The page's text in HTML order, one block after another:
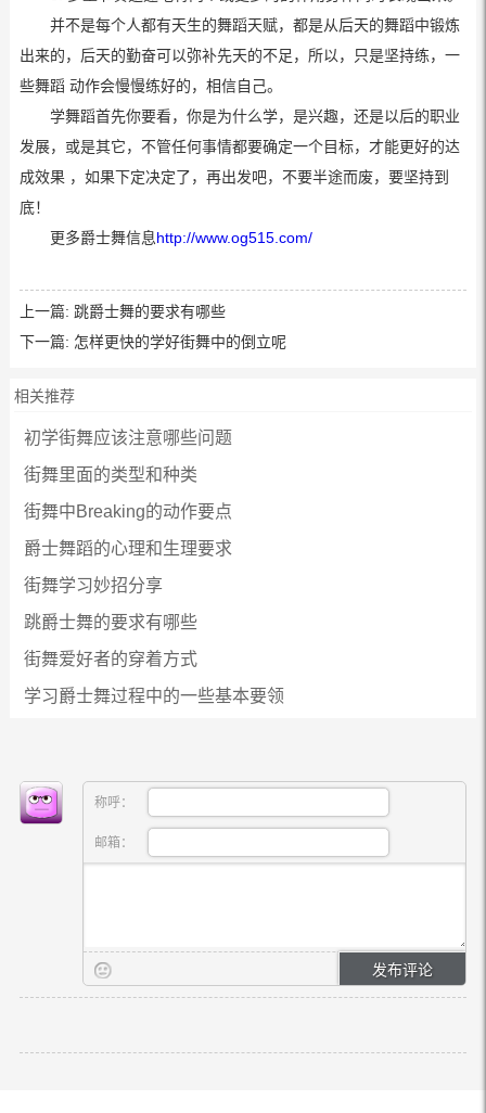
并不是每个人都有天生的舞蹈天赋，都是从后天的舞蹈中锻炼
出来的，后天的勤奋可以弥补先天的不足，所以，只是坚持练，一
些舞蹈 动作会慢慢练好的，相信自己。
学舞蹈首先你要看，你是为什么学，是兴趣，还是以后的职业
发展，或是其它，不管任何事情都要确定一个目标，才能更好的达
成效果 ，如果下定决定了，再出发吧，不要半途而废，要坚持到
底！
更多爵士舞信息http://www.og515.com/
上一篇: 跳爵士舞的要求有哪些
下一篇: 怎样更快的学好街舞中的倒立呢
相关推荐
初学街舞应该注意哪些问题
街舞里面的类型和种类
街舞中Breaking的动作要点
爵士舞蹈的心理和生理要求
街舞学习妙招分享
跳爵士舞的要求有哪些
街舞爱好者的穿着方式
学习爵士舞过程中的一些基本要领
称呼：
邮箱：